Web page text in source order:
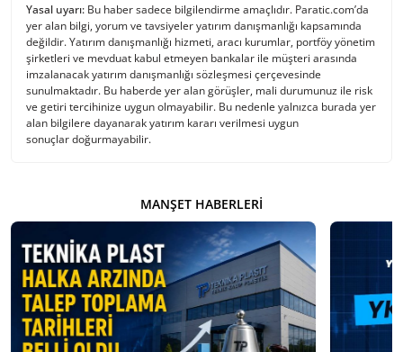
Yasal uyarı: Bu haber sadece bilgilendirme amaçlıdır. Paratic.com’da
yer alan bilgi, yorum ve tavsiyeler yatırım danışmanlığı kapsamında
değildir. Yatırım danışmanlığı hizmeti, aracı kurumlar, portföy yönetim
şirketleri ve mevduat kabul etmeyen bankalar ile müşteri arasında
imzalanacak yatırım danışmanlığı sözleşmesi çerçevesinde
sunulmaktadır. Bu haberde yer alan görüşler, mali durumunuz ile risk
ve getiri tercihinize uygun olmayabilir. Bu nedenle yalnızca burada yer
alan bilgilere dayanarak yatırım kararı verilmesi uygun
sonuçlar doğurmayabilir.
MANŞET HABERLERI